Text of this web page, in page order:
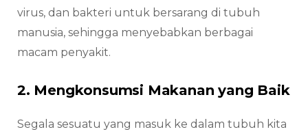
virus, dan bakteri untuk bersarang di tubuh
manusia, sehingga menyebabkan berbagai
macam penyakit.
2. Mengkonsumsi Makanan yang Baik
Segala sesuatu yang masuk ke dalam tubuh kita